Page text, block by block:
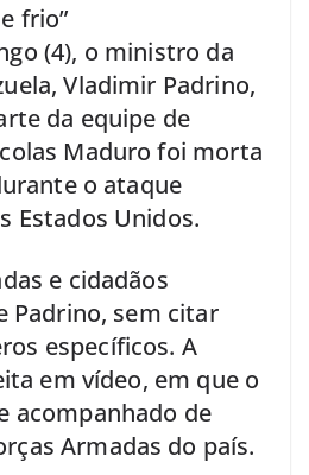
frio”
(4), o ministro da
Vladimir Padrino,
da equipe de
Maduro foi morta
o ataque
Estados Unidos.
e cidadãos
Padrino, sem citar
específicos. A
em vídeo, em que o
acompanhado de
Armadas do país.